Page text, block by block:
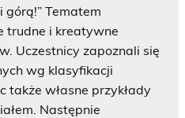
Tematem
trudne i kreatywne
Uczestnicy zapoznali się
wg klasyfikacji
także własne przykłady
Następnie